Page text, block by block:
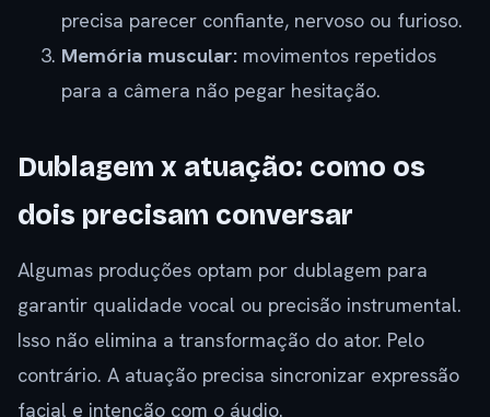
precisa parecer confiante, nervoso ou furioso.
Memória muscular: movimentos repetidos
para a câmera não pegar hesitação.
Dublagem x atuação: como os
dois precisam conversar
Algumas produções optam por dublagem para
garantir qualidade vocal ou precisão instrumental.
Isso não elimina a transformação do ator. Pelo
contrário. A atuação precisa sincronizar expressão
facial e intenção com o áudio.